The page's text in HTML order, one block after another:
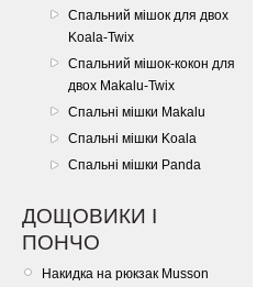
Спальний мішок для двох
Koala-Twix
Спальний мішок-кокон для
двох Makalu-Twix
Спальні мішки Makalu
Спальні мішки Koala
Спальні мішки Panda
ДОЩОВИКИ І
ПОНЧО
Накидка на рюкзак Musson